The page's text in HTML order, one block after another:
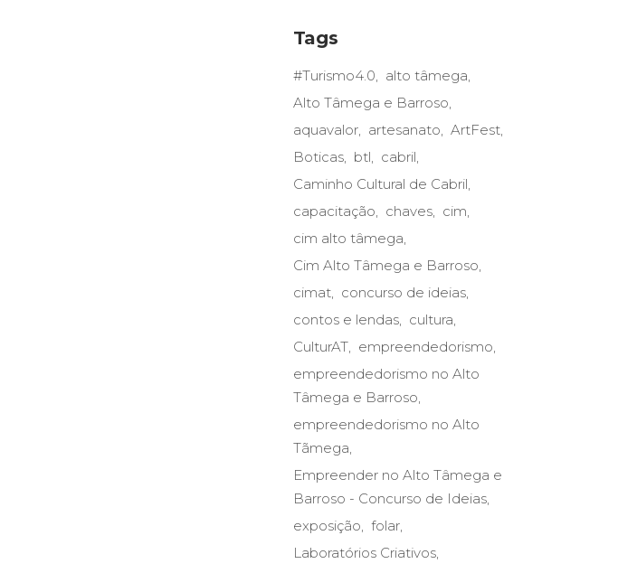
Tags
#Turismo4.0
alto tâmega
Alto Tâmega e Barroso
aquavalor
artesanato
ArtFest
Boticas
btl
cabril
Caminho Cultural de Cabril
capacitação
chaves
cim
cim alto tâmega
Cim Alto Tâmega e Barroso
cimat
concurso de ideias
contos e lendas
cultura
CulturAT
empreendedorismo
empreendedorismo no Alto
Tâmega e Barroso
empreendedorismo no Alto
Tãmega
Empreender no Alto Tâmega e
Barroso - Concurso de Ideias
exposição
folar
Laboratórios Criativos